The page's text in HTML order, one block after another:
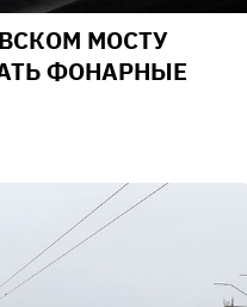
МОСТУ
ФОНАРНЫЕ